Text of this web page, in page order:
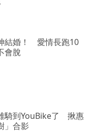
結婚！ 愛情長跑10
會脫
騎到YouBike了 揪惠
」合影